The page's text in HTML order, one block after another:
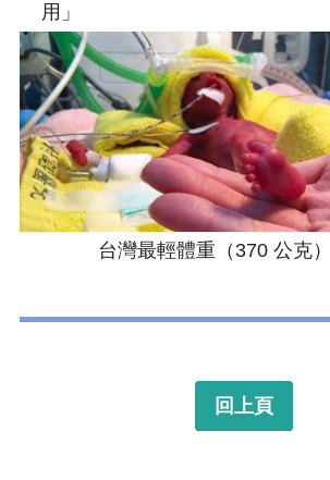
用」
台灣最輕體重（370 公克
回上頁